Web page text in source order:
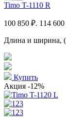
Timo T-1110 R
100 850 ₽. 114
Длина и ширина,
Купить
Акция -12%